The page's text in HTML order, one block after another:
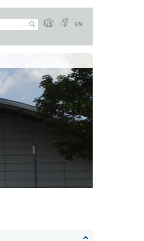
EN